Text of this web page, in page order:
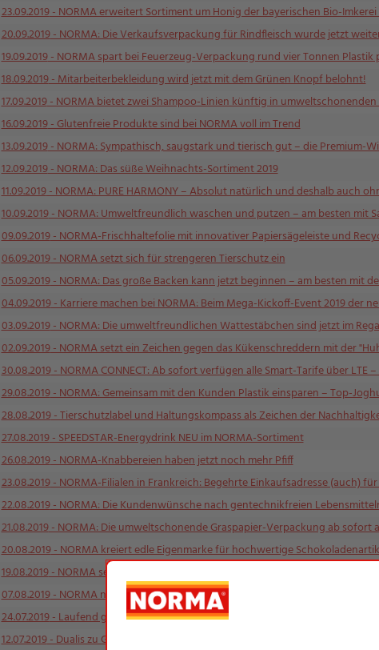
23.09.2019- NORMA erweitert Sortiment um Honig der bayerischen Bio-Imkerei
20.09.2019- NORMA: Die Verkaufsverpackung für Rindfleisch wurde jetzt
19.09.2019- NORMA spart bei Feuerzeug-Verpackung rund vier Tonnen Plastik
18.09.2019- Mitarbeiterbekleidung wird jetzt mit dem Grünen Knopf belohnt!
17.09.2019- NORMA bietet zwei Shampoo-Linien künftig in umweltschonenden
16.09.2019- Glutenfreie Produkte sind bei NORMA voll im Trend
13.09.2019- NORMA: Sympathisch, saugstark und tierisch gut – die Premium-
12.09.2019- NORMA: Das süße Weihnachts-Sortiment 2019
11.09.2019- NORMA: PURE HARMONY – Absolut natürlich und deshalb auch
10.09.2019- NORMA: Umweltfreundlich waschen und putzen – am besten mit
09.09.2019- NORMA-Frischhaltefolie mit innovativer Papiersägeleiste und
06.09.2019- NORMA setzt sich für strengeren Tierschutz ein
05.09.2019- NORMA: Das große Backen kann jetzt beginnen – am besten mit
04.09.2019- Karriere machen bei NORMA: Beim Mega-Kickoff-Event 2019 der
03.09.2019- NORMA: Die umweltfreundlichen Wattestäbchen sind jetzt im
02.09.2019- NORMA setzt ein Zeichen gegen das Kükenschreddern mit der
30.08.2019- NORMA CONNECT: Ab sofort verfügen alle Smart-Tarife über LTE
29.08.2019- NORMA: Gemeinsam mit den Kunden Plastik einsparen – Top-
28.08.2019- Tierschutzlabel und Haltungskompass als Zeichen der
27.08.2019- SPEEDSTAR-Energydrink NEU im NORMA-Sortiment
26.08.2019- NORMA-Knabbereien haben jetzt noch mehr Pfiff
23.08.2019- NORMA-Filialen in Frankreich: Begehrte Einkaufsadresse (auch)
22.08.2019- NORMA: Die Kundenwünsche nach gentechnikfreien
21.08.2019- NORMA: Die umweltschonende Graspapier-Verpackung ab sofort
20.08.2019- NORMA kreiert edle Eigenmarke für hochwertige
19.08.2019- NORMA setzt bei Säften auf Früchte von zertifizierten Farmen
07.08.2019- NORMA nimmt fleischlosen "Incredible Burger" ins Sortiment auf
24.07.2019- Laufend gewinnen nicht nur beim großen B2Run-Firmenlauf
12.07.2019- Dualis zu Gast bei der Unternehmensleitung